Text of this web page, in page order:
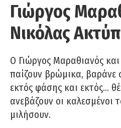
Γιώργος
Νικόλας
Ο Γιώργος Μαραθιανός
παίζουν βρώμικα, βαράνε
εκτός φάσης και εκτός…
ανεβάζουν οι καλεσμένοι
μιλήσουν.